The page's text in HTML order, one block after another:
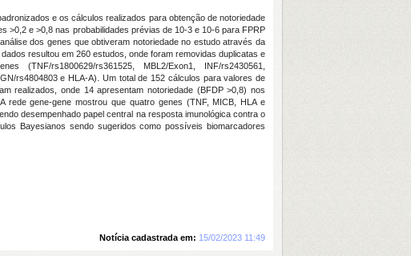
e os cálculos realizados para obtenção de notoriedade
>0,2 e >0,8 nas probabilidades prévias de 10-3 e 10-6 para FPRP
dos genes que obtiveram notoriedade no estudo através da
resultou em 260 estudos, onde foram removidas duplicatas e
rs1800629/rs361525, MBL2/Exon1, INF/rs2430561,
rs4804803 e HLA-A). Um total de 152 cálculos para valores de
realizados, onde 14 apresentam notoriedade (BFDP >0,8) nos
rede gene-gene mostrou que quatro genes (TNF, MICB, HLA e
desempenhado papel central na resposta imunológica contra o
Bayesianos sendo sugeridos como possíveis biomarcadores
Notícia cadastrada em: 15/02/2023 11:49